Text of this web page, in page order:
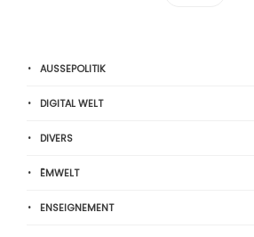
AUSSEPOLITIK
DIGITAL WELT
DIVERS
ËMWELT
ENSEIGNEMENT